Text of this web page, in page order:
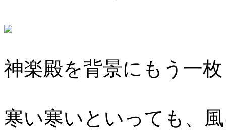
神楽殿を背景にもう一枚
寒い寒いといっても、